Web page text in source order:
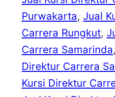
Purwakarta, Jual
Carrera Rungkut,
Carrera Samarinda,
Direktur Carrera
Kursi Direktur